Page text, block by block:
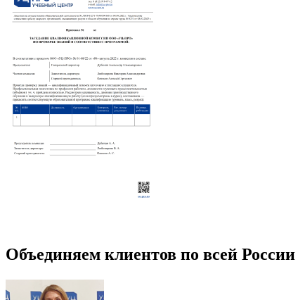
Объединяем клиентов по всей России